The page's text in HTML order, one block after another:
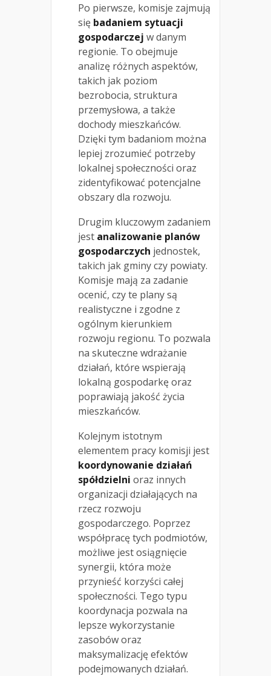
Po pierwsze, komisje zajmują
się badaniem sytuacji
gospodarczej w danym
regionie. To obejmuje
analizę różnych aspektów,
takich jak poziom
bezrobocia, struktura
przemysłowa, a także
dochody mieszkańców.
Dzięki tym badaniom można
lepiej zrozumieć potrzeby
lokalnej społeczności oraz
zidentyfikować potencjalne
obszary dla rozwoju.
Drugim kluczowym zadaniem
jest analizowanie planów
gospodarczych jednostek,
takich jak gminy czy powiaty.
Komisje mają za zadanie
ocenić, czy te plany są
realistyczne i zgodne z
ogólnym kierunkiem
rozwoju regionu. To pozwala
na skuteczne wdrażanie
działań, które wspierają
lokalną gospodarkę oraz
poprawiają jakość życia
mieszkańców.
Kolejnym istotnym
elementem pracy komisji jest
koordynowanie działań
spółdzielni oraz innych
organizacji działających na
rzecz rozwoju
gospodarczego. Poprzez
współpracę tych podmiotów,
możliwe jest osiągnięcie
synergii, która może
przynieść korzyści całej
społeczności. Tego typu
koordynacja pozwala na
lepsze wykorzystanie
zasobów oraz
maksymalizację efektów
podejmowanych działań.